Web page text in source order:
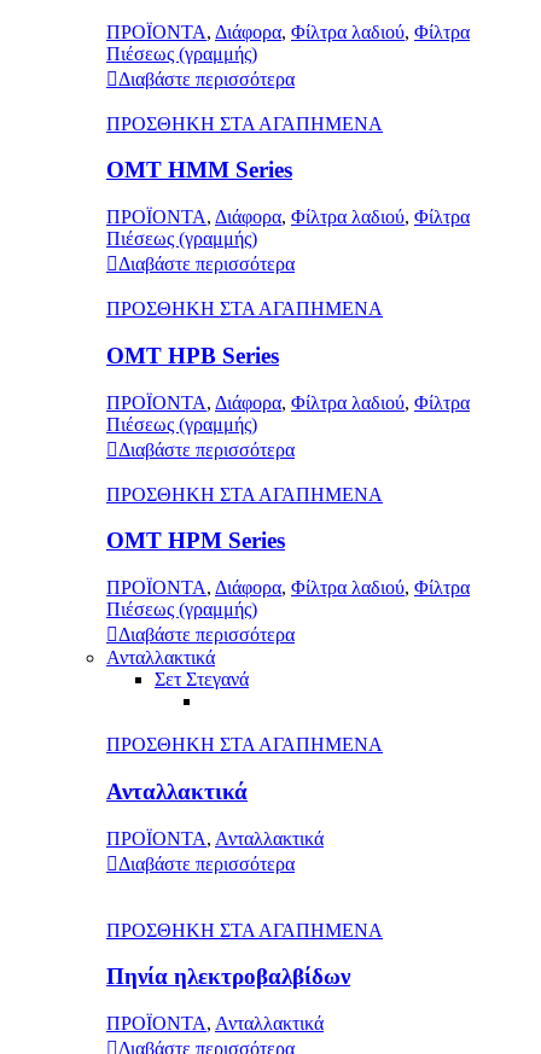
ΠΡΟΪΟΝΤΑ, Διάφορα, Φίλτρα λαδιού, Φίλτρα
Πιέσεως (γραμμής)
Διαβάστε περισσότερα
ΠΡΟΣΘΗΚΗ ΣΤΑ ΑΓΑΠΗΜΕΝΑ
OMT HMM Series
ΠΡΟΪΟΝΤΑ, Διάφορα, Φίλτρα λαδιού, Φίλτρα
Πιέσεως (γραμμής)
Διαβάστε περισσότερα
ΠΡΟΣΘΗΚΗ ΣΤΑ ΑΓΑΠΗΜΕΝΑ
OMT HPB Series
ΠΡΟΪΟΝΤΑ, Διάφορα, Φίλτρα λαδιού, Φίλτρα
Πιέσεως (γραμμής)
Διαβάστε περισσότερα
ΠΡΟΣΘΗΚΗ ΣΤΑ ΑΓΑΠΗΜΕΝΑ
OMT HPM Series
ΠΡΟΪΟΝΤΑ, Διάφορα, Φίλτρα λαδιού, Φίλτρα
Πιέσεως (γραμμής)
Διαβάστε περισσότερα
Ανταλλακτικά
Σετ Στεγανά
ΠΡΟΣΘΗΚΗ ΣΤΑ ΑΓΑΠΗΜΕΝΑ
Ανταλλακτικά
ΠΡΟΪΟΝΤΑ, Ανταλλακτικά
Διαβάστε περισσότερα
ΠΡΟΣΘΗΚΗ ΣΤΑ ΑΓΑΠΗΜΕΝΑ
Πηνία ηλεκτροβαλβίδων
ΠΡΟΪΟΝΤΑ, Ανταλλακτικά
Διαβάστε περισσότερα